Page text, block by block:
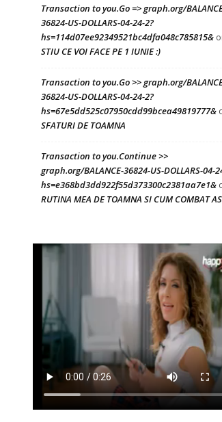
Transaction to you.Go => graph.org/
36824-US-DOLLARS-04-24-2?
hs=114d07ee92349521bc4dfa048c785815&
STIU CE VOI FACE PE 1 IUNIE :)
Transaction to you.Go >> graph.org/
36824-US-DOLLARS-04-24-2?
hs=67e5dd525c07950cdd99bcea49819777&
SFATURI DE TOAMNA
Transaction to you.Continue >>
graph.org/BALANCE-36824-US-DOLLARS-04-
hs=e368bd3dd922f55d373300c2381aa7e1&
RUTINA MEA DE TOAMNA SI CUM COMBAT